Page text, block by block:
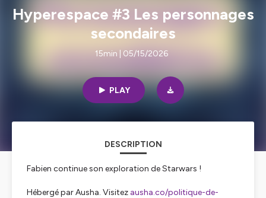
Hyperespace #3 Les personnages
secondaires
15min | 05/15/2026
PLAY
DESCRIPTION
Fabien continue son exploration de Starwars !
Hébergé par Ausha. Visitez ausha.co/politique-de-